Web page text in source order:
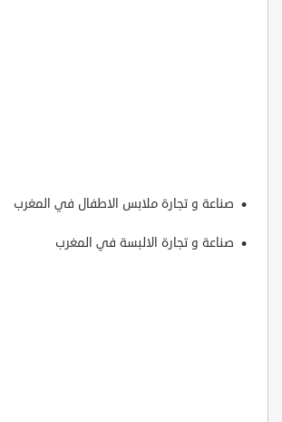
صناعة و تجارة ملابس الاطفال في المغرب
صناعة و تجارة الالبسة في المغرب